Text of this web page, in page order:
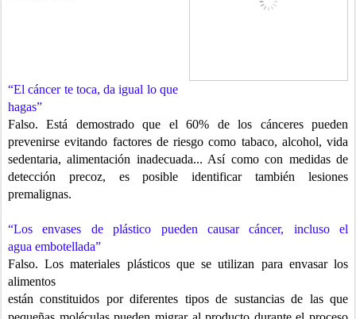
“El cáncer te toca, da igual lo que
hagas”
Falso. Está demostrado que el 60% de los cánceres pueden
prevenirse evitando factores de riesgo como tabaco, alcohol, vida
sedentaria, alimentación inadecuada... Así como con medidas de
detección precoz, es posible identificar también lesiones
premalignas.
“Los envases de plástico pueden causar cáncer, incluso el
agua embotellada”
Falso. Los materiales plásticos que se utilizan para envasar los
alimentos
están constituidos por diferentes tipos de sustancias de las que